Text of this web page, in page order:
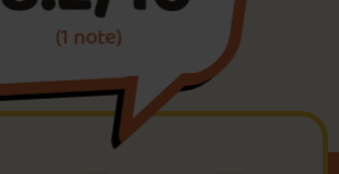
Foire aux questions
Me connecter
(1 note)